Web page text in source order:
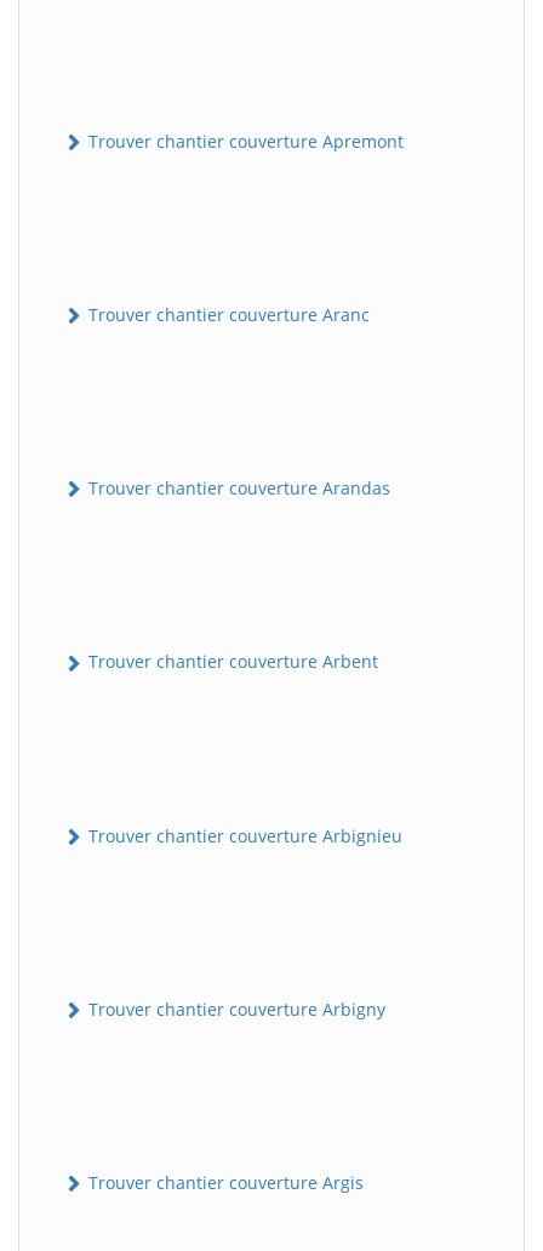
Trouver chantier couverture Apremont
Trouver chantier couverture Aranc
Trouver chantier couverture Arandas
Trouver chantier couverture Arbent
Trouver chantier couverture Arbignieu
Trouver chantier couverture Arbigny
Trouver chantier couverture Argis